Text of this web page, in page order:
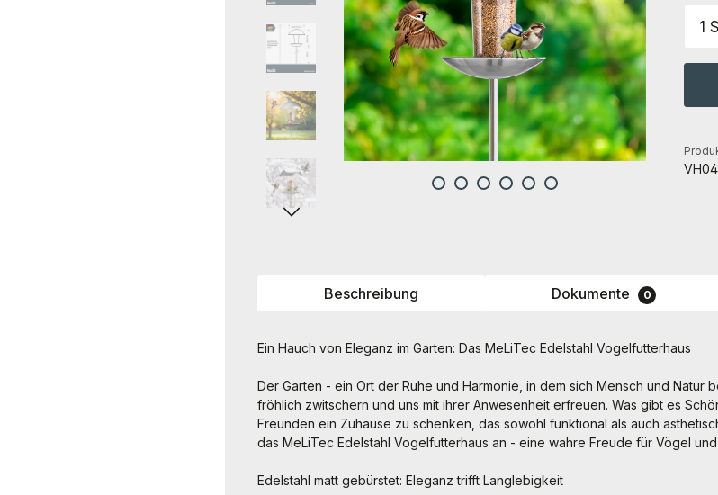
VH04
Beschreibung Dokumente 0
Ein Hauch von Eleganz im Garten: Das MeLiTec Edelstahl Vogelfutterhaus
Der Garten - ein Ort der Ruhe und Harmonie, in dem sich Mensch und Natur
fröhlich zwitschern und uns mit ihrer Anwesenheit erfreuen. Was gibt es
Freunden ein Zuhause zu schenken, das sowohl funktional als auch
das MeLiTec Edelstahl Vogelfutterhaus an - eine wahre Freude für Vögel
Edelstahl matt gebürstet: Eleganz trifft Langlebigkeit